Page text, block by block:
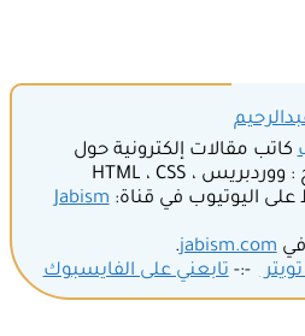
كاتب مقالات إلكترونية حول
كيفية بناء موقع ويب ناجح : ووردبريس ، HTML ، CSS
اليوتيوب في قناة:Jabism
jabism.com
.
-:-تابعني على الفايسبوك